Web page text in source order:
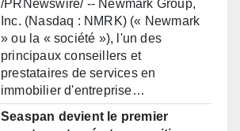
/PRNewswire/ -- Newmark Group,
Inc. (Nasdaq : NMRK) (« Newmark
» ou la « société »), l'un des
principaux conseillers et
prestataires de services en
immobilier d'entreprise…
Seaspan devient le premier